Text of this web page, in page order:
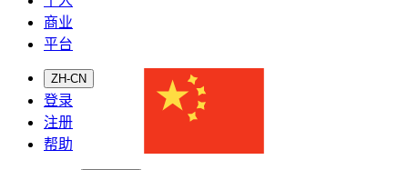
商业
平台
ZH-CN
登录
注册
帮助